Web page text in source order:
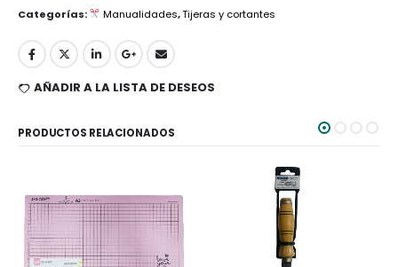
Categorías:
Manualidades,Tijeras y cortantes
AÑADIR A LA LISTA DE DESEOS
PRODUCTOS RELACIONADOS